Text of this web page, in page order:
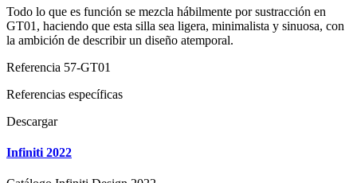
Todo lo que es función se mezcla hábilmente por sustracción en
GT01, haciendo que esta silla sea ligera, minimalista y sinuosa, con
la ambición de describir un diseño atemporal.
Referencia 57-GT01
Referencias específicas
Descargar
Infiniti 2022